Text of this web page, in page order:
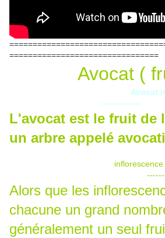
================================
Avocat (
Avocat
--------------
L'avocat est le fruit de
un arbre appelé
inflorescence
Alors que les
chacune un grand
généralement un seul